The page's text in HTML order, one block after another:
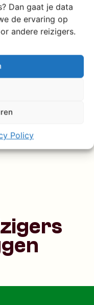
Dan gaat je data
de ervaring op
andere reizigers.
Policy